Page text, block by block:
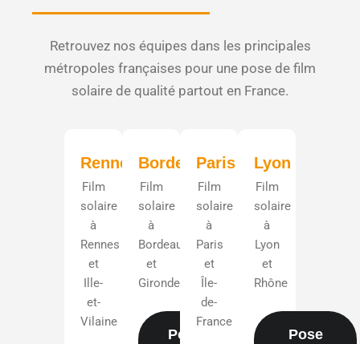
Retrouvez nos équipes dans les principales
métropoles françaises pour une pose de film
solaire de qualité partout en France.
Rennes
Film
solaire
à
Rennes
et
Ille-
et-
Vilaine
Bordeaux
Film
solaire
à
Bordeaux
et
Gironde
Pose film
Paris
Film
solaire
à
Paris
et
Île-
de-
France
Lyon
Film
solaire
à
Lyon
et
Rhône
Pose